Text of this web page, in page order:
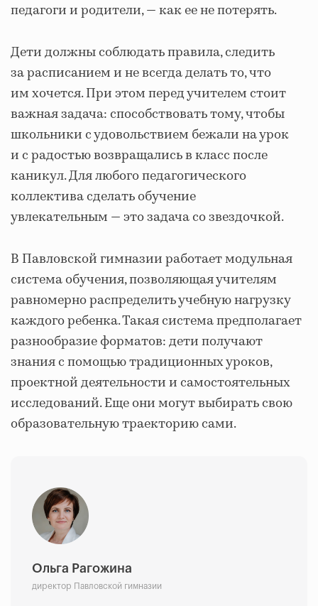
педагоги и родители, — как ее не потерять.
Дети должны соблюдать правила, следить
за расписанием и не всегда делать то, что
им хочется. При этом перед учителем стоит
важная задача: способствовать тому, чтобы
школьники с удовольствием бежали на урок
и с радостью возвращались в класс после
каникул. Для любого педагогического
коллектива сделать обучение
увлекательным — это задача со звездочкой.
В Павловской гимназии работает модульная
система обучения, позволяющая учителям
равномерно распределить учебную нагрузку
каждого ребенка. Такая система предполагает
разнообразие форматов: дети получают
знания с помощью традиционных уроков,
проектной деятельности и самостоятельных
исследований. Еще они могут выбирать свою
образовательную траекторию сами.
Ольга Рагожина
директор Павловской гимназии